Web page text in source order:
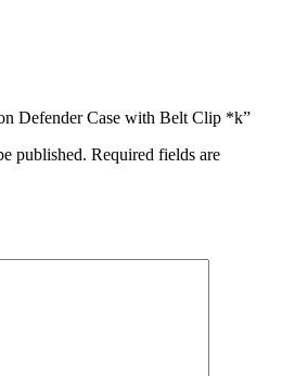
Defender Case with Belt Clip *k”
published. Required fields are